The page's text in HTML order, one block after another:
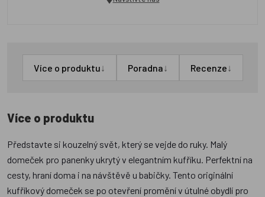
Více o produktu↓ Poradna↓ Recenze↓
Více o produktu
Představte si kouzelný svět, který se vejde do ruky. Malý
domeček pro panenky ukrytý v elegantním kufříku. Perfektní na
cesty, hraní doma i na návštěvě u babičky. Tento originální
kufříkový domeček se po otevření promění v útulné obydlí pro